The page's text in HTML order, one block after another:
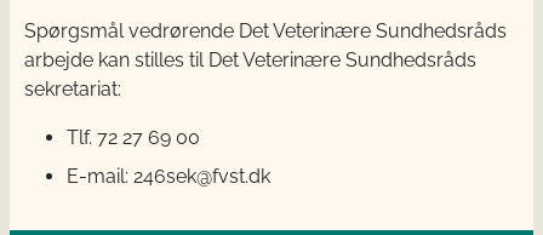
Spørgsmål vedrørende Det Veterinære Sundhedsråds
arbejde kan stilles til Det Veterinære Sundhedsråds
sekretariat:
Tlf. 72 27 69 00
E-mail: 246sek@fvst.dk